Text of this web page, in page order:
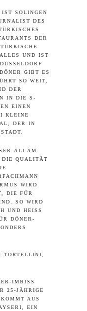
SOLINGEN
DES
DER
UND IST
GIBT ES
SO WEIT,
DER
IN DIE S-
EINEN
R
DER IN O
ALI AM
QUALITÄT
WIRD
DIE FÜR
SO WIRD
UND HEISS Z
DÖNER-G
W
TORTELLINI,
IMBISS
25-JÄHRIGE
AUS D
EIN L